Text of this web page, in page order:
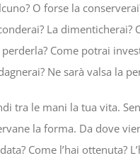
O forse la
La dimenticherai?
Come potrai
Ne sarà valsa la
tra le mani la tua vita.
la forma. Da dove
Come l’hai ottenuta?